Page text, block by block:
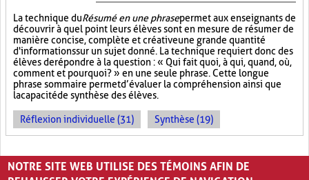
La technique duRésumé en une phrasepermet aux enseignants de
découvrir à quel point leurs élèves sont en mesure de résumer de
manière concise, complète et créative une grande quantité
d'informations sur un sujet donné. La technique requiert donc des
élèves de répondre à la question : « Qui fait quoi, à qui, quand, où,
comment et pourquoi? » en une seule phrase. Cette longue
phrase sommaire permet d’évaluer la compréhension ainsi que
la capacité de synthèse des élèves.
Réflexion individuelle (31) Synthèse (19)
PAGES
1 2 3 4 › »
NOTRE SITE WEB UTILISE DES TÉMOINS AFIN DE